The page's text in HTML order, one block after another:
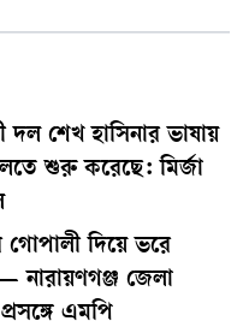
দল শেখ হাসিনার ভাষায়
শুরু করেছে: মির্জা
গোপালী দিয়ে ভরে
নারায়ণগঞ্জ জেলা
এমপি